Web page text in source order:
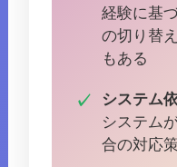
経験に基
の切り替
もある
システム
システム
合の対応